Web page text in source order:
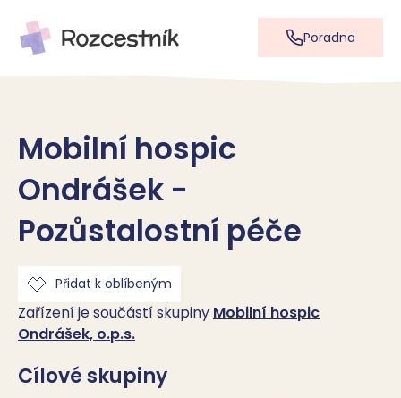
Poradna
Mobilní hospic
Ondrášek -
Pozůstalostní péče
Přidat k oblíbeným
Zařízení je součástí skupiny Mobilní hospic
Ondrášek, o.p.s.
Cílové skupiny